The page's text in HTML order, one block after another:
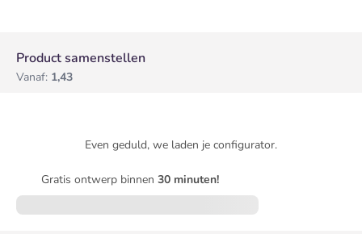
Product samenstellen
Vanaf: 1,43
Even geduld, we laden je configurator.
Gratis ontwerp binnen 30 minuten!